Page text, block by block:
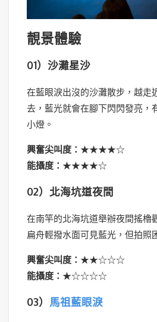
靚景體驗
01）沙灘星沙
在藍眼淚出沒的沙灘散步，越走
去，藍光就會在腳下閃閃發亮，
小燈。
興奮尖叫度： ★★★★☆
能攝度： ★★★★☆
02）北海坑道夜間
在南竿的北海坑道舉辦夜間搖櫓
扁舟輕撥水面可見藍光，但拍照
興奮尖叫度： ★★☆☆☆
能攝度： ★☆☆☆☆
03） 馬祖藍眼淚